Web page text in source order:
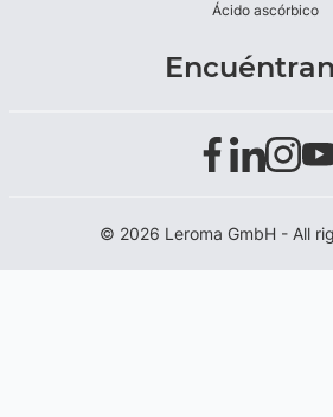
Ácido ascórbico
© 2026 Leroma GmbH - All